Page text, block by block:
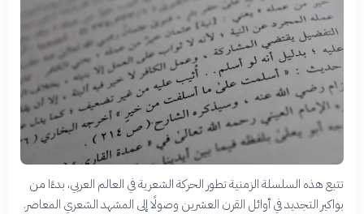
تتبع هذه السلسلة الزمنية تطور الحركة الشعرية في العالم العربي، بدءًا من
بواكير التجديد في أوائل القرن العشرين وصولًا إلى المشهد الشعري المعاصر.